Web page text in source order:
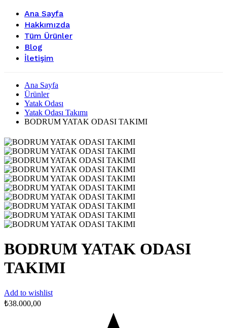
Ana Sayfa
Hakkımızda
Tüm Ürünler
Blog
İletişim
Ana Sayfa
Ürünler
Yatak Odası
Yatak Odası Takımı
BODRUM YATAK ODASI TAKIMI
BODRUM YATAK ODASI
TAKIMI
Add to wishlist
₺38.000,00